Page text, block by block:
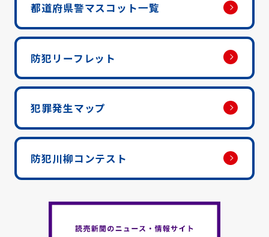
都道府県警マスコット一覧
防犯リーフレット
犯罪発生マップ
防犯川柳コンテスト